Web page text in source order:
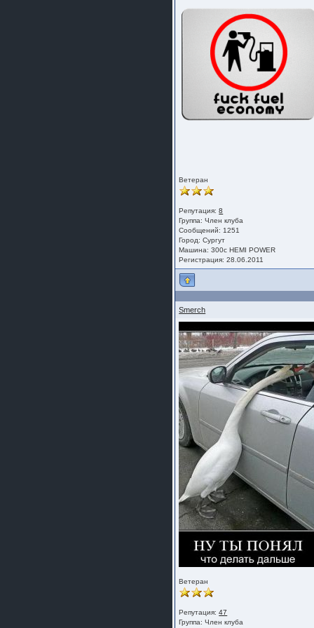
Ветеран
Репутация:8
Группа:Член клуба
Сообщений: 1251
Город: Сургут
Машина: 300с HEMI POWER
Регистрация: 28.06.2011
Smerch
Ветеран
Репутация:47
Группа:Член клуба